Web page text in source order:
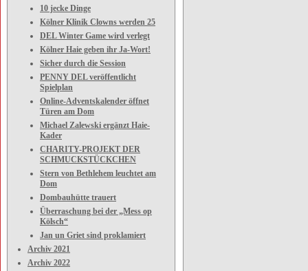
10 jecke Dinge
Kölner Klinik Clowns werden 25
DEL Winter Game wird verlegt
Kölner Haie geben ihr Ja-Wort!
Sicher durch die Session
PENNY DEL veröffentlicht
Spielplan
Online-Adventskalender öffnet
Türen am Dom
Michael Zalewski ergänzt Haie-
Kader
CHARITY-PROJEKT DER
SCHMUCKSTÜCKCHEN
Stern von Bethlehem leuchtet am
Dom
Dombauhütte trauert
Überraschung bei der „Mess op
Kölsch“
Jan un Griet sind proklamiert
Archiv 2021
Archiv 2022